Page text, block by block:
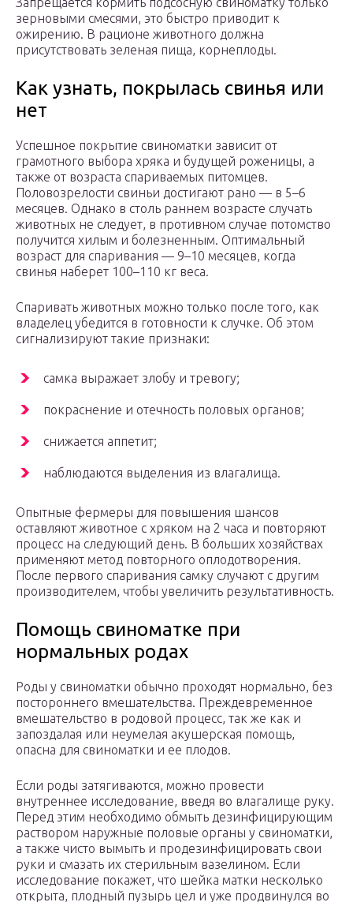
зерновыми смесями, это быстро приводит к
ожирению. В рационе животного должна
присутствовать зеленая пища, корнеплоды.
Как узнать, покрылась свинья или
нет
Успешное покрытие свиноматки зависит от
грамотного выбора хряка и будущей роженицы, а
также от возраста спариваемых питомцев.
Половозрелости свиньи достигают рано — в 5–6
месяцев. Однако в столь раннем возрасте случать
животных не следует, в противном случае потомство
получится хилым и болезненным. Оптимальный
возраст для спаривания — 9–10 месяцев, когда
свинья наберет 100–110 кг веса.
Спаривать животных можно только после того, как
владелец убедится в готовности к случке. Об этом
сигнализируют такие признаки:
самка выражает злобу и тревогу;
покраснение и отечность половых органов;
снижается аппетит;
наблюдаются выделения из влагалища.
Опытные фермеры для повышения шансов
оставляют животное с хряком на 2 часа и повторяют
процесс на следующий день. В больших хозяйствах
применяют метод повторного оплодотворения.
После первого спаривания самку случают с другим
производителем, чтобы увеличить результативность.
Помощь свиноматке при
нормальных родах
Роды у свиноматки обычно проходят нормально, без
постороннего вмешательства. Преждевременное
вмешательство в родовой процесс, так же как и
запоздалая или неумелая акушерская помощь,
опасна для свиноматки и ее плодов.
Если роды затягиваются, можно провести
внутреннее исследование, введя во влагалище руку.
Перед этим необходимо обмыть дезинфицирующим
раствором наружные половые органы у свиноматки,
а также чисто вымыть и продезинфицировать свои
руки и смазать их стерильным вазелином. Если
исследование покажет, что шейка матки несколько
открыта, плодный пузырь цел и уже продвинулся во